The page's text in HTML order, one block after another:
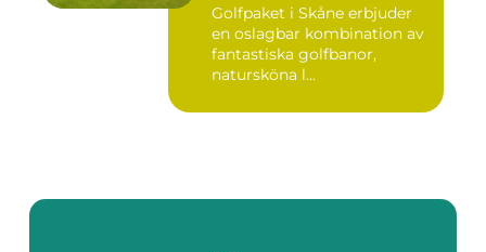
Golfpaket i Skåne erbjuder
en oslagbar kombination av
fantastiska golfbanor,
natursköna l...